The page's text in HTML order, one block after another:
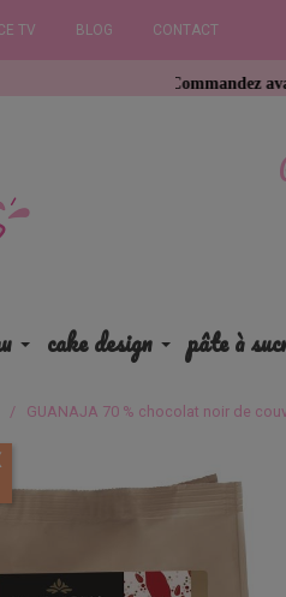
TV BLOG CONTACT
Commandez avant 12h,
cake design pâte à
GUANAJA 70 % chocolat noir de